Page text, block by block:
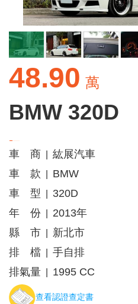
48.90 萬
BMW 320D
車 商
紘展汽車
車 款
BMW
車 型
320D
年 份
2013年
縣 市
新北市
排 檔
手自排
排氣量
1995 CC
查看認證查定書